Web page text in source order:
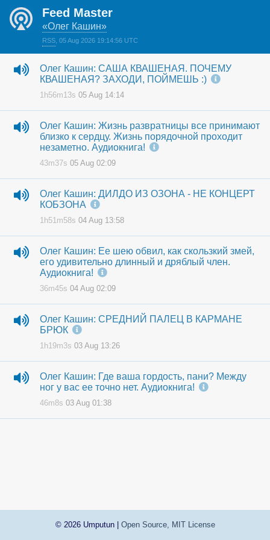
Feed Master
«Олег Кашин»
RSS 05 Aug 2026 19:14:56 UTC
Олег Кашин: САША КВАШЕНАЯ. ПОЧЕМУ
КВАШЕНАЯ? ЗАХОДИ, ПОЙМЕШЬ :)
1h56m13s 05 Aug 14:14
Олег Кашин: Жизнь развратницы все принимают
близко к сердцу. Жизнь порядочной проходит
незаметно. Аудиокнига!
43m37s 05 Aug 02:09
Олег Кашин: ДИЛДО ИЗ ОЗОНА - НЕ КОНЦЕРТ
КОБЗОНА
1h51m58s 04 Aug 13:58
Олег Кашин: Ее шею обвил, как скользкий змей,
его удивительно длинный и дряблый член.
Аудиокнига!
36m45s 04 Aug 02:09
Олег Кашин: СРЕДНИЙ ПАЛЕЦ В КАРМАНЕ
БРЮК
1h19m3s 03 Aug 13:26
Олег Кашин: Где ваша гордость, пани? Между
ног у вас ее точно нет. Аудиокнига!
46m8s 03 Aug 01:38
© 2026 Umputun | Open Source, MIT License